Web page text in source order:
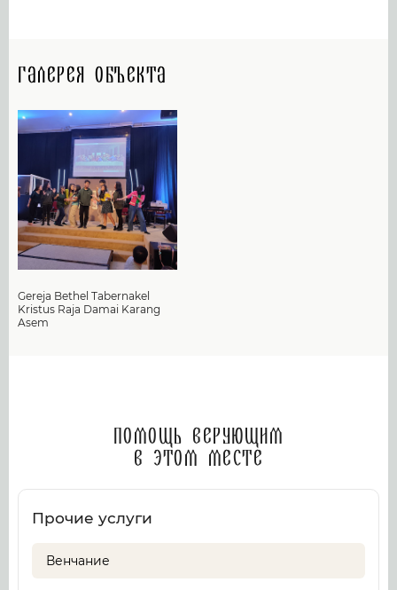
Галерея объекта
Gereja Bethel Tabernakel
Kristus Raja Damai Karang
Asem
Помощь верующим
в этом месте
Прочие услуги
Венчание